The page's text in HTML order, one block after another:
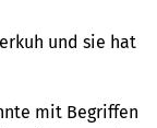
und sie hat
mit Begriffen